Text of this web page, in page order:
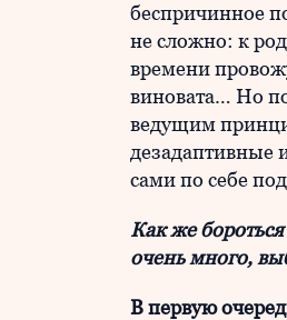
беспричинное
не сложно: к
времени
виновата… Но
ведущим
дезадаптивные
сами по себе
Как же
очень много,
В первую